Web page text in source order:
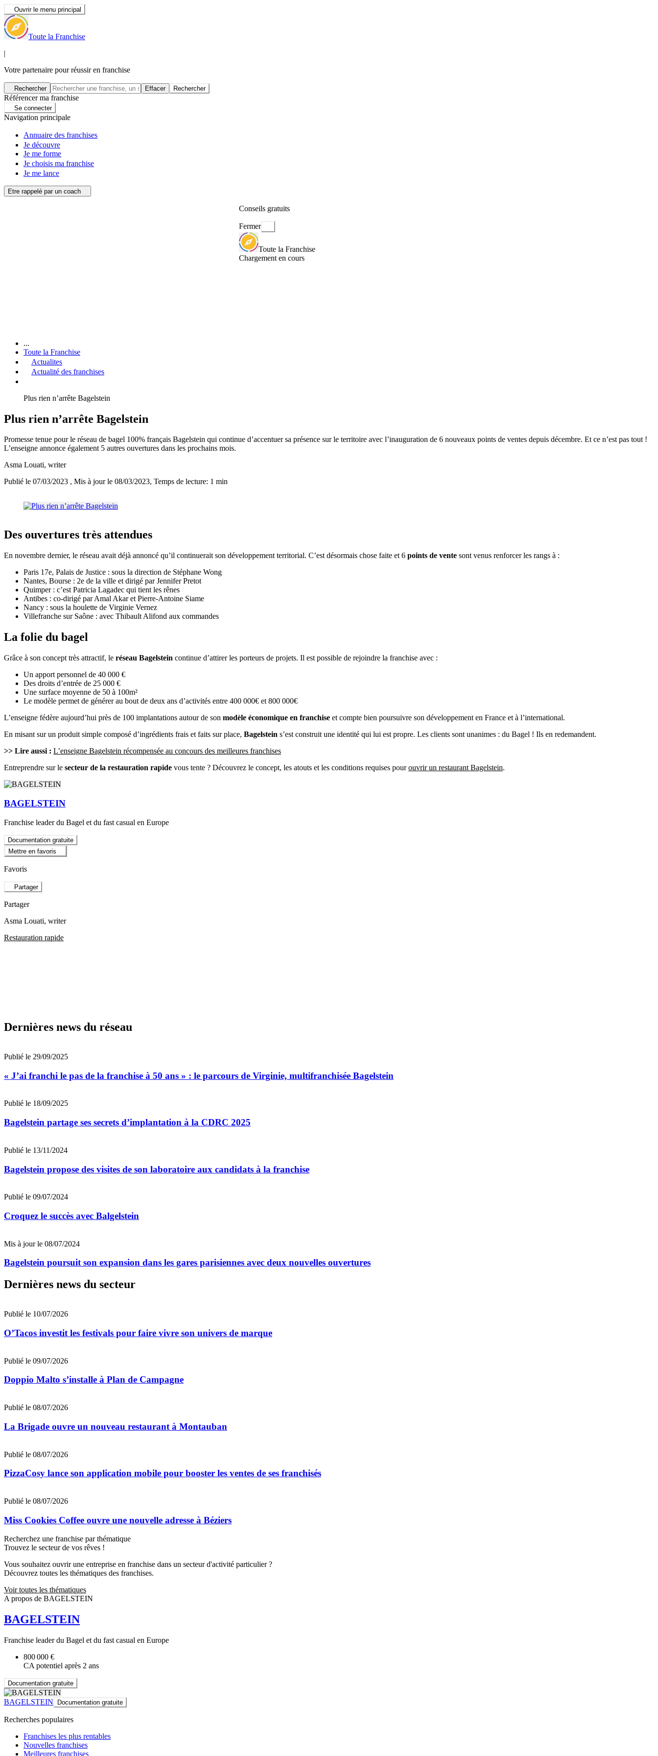
Ouvrir le menu principal
Toute la Franchise
|
Votre partenaire pour réussir en franchise
Rechercher Effacer Rechercher
Référencer ma franchise
Se connecter
Navigation principale
Annuaire des franchises
Je découvre
Je me forme
Je choisis ma franchise
Je me lance
Etre rappelé par un coach
Conseils gratuits
Fermer
Toute la Franchise
Chargement en cours
...
Toute la Franchise
Actualites
Actualité des franchises
Plus rien n’arrête Bagelstein
Plus rien n’arrête Bagelstein
Promesse tenue pour le réseau de bagel 100% français Bagelstein qui continue d’accentuer sa présence sur le territoire avec l’inauguration de 6 nouveaux points de ventes depuis décembre. Et ce n’est pas tout !
L’enseigne annonce également 5 autres ouvertures dans les prochains mois.
Asma Louati, writer
Publié le 07/03/2023 , Mis à jour le 08/03/2023, Temps de lecture: 1 min
Des ouvertures très attendues
En novembre dernier, le réseau avait déjà annoncé qu’il continuerait son développement territorial. C’est désormais chose faite et 6 points de vente sont venus renforcer les rangs à :
Paris 17e, Palais de Justice : sous la direction de Stéphane Wong
Nantes, Bourse : 2e de la ville et dirigé par Jennifer Pretot
Quimper : c’est Patricia Lagadec qui tient les rênes
Antibes : co-dirigé par Amal Akar et Pierre-Antoine Siame
Nancy : sous la houlette de Virginie Vernez
Villefranche sur Saône : avec Thibault Alifond aux commandes
La folie du bagel
Grâce à son concept très attractif, le réseau Bagelstein continue d’attirer les porteurs de projets. Il est possible de rejoindre la franchise avec :
Un apport personnel de 40 000 €
Des droits d’entrée de 25 000 €
Une surface moyenne de 50 à 100m²
Le modèle permet de générer au bout de deux ans d’activités entre 400 000€ et 800 000€
L’enseigne fédère aujourd’hui près de 100 implantations autour de son modèle économique en franchise et compte bien poursuivre son développement en France et à l’international.
En misant sur un produit simple composé d’ingrédients frais et faits sur place, Bagelstein s’est construit une identité qui lui est propre. Les clients sont unanimes : du Bagel ! Ils en redemandent.
>> Lire aussi : L’enseigne Bagelstein récompensée au concours des meilleures franchises
Entreprendre sur le secteur de la restauration rapide vous tente ? Découvrez le concept, les atouts et les conditions requises pourouvrir un restaurant Bagelstein.
BAGELSTEIN
Franchise leader du Bagel et du fast casual en Europe
Documentation gratuite
Mettre en favoris
Favoris
Partager
Partager
Asma Louati, writer
Restauration rapide
Dernières news du réseau
Publié le 29/09/2025
« J’ai franchi le pas de la franchise à 50 ans » : le parcours de Virginie, multifranchisée Bagelstein
Publié le 18/09/2025
Bagelstein partage ses secrets d’implantation à la CDRC 2025
Publié le 13/11/2024
Bagelstein propose des visites de son laboratoire aux candidats à la franchise
Publié le 09/07/2024
Croquez le succès avec Balgelstein
Mis à jour le 08/07/2024
Bagelstein poursuit son expansion dans les gares parisiennes avec deux nouvelles ouvertures
Dernières news du secteur
Publié le 10/07/2026
O’Tacos investit les festivals pour faire vivre son univers de marque
Publié le 09/07/2026
Doppio Malto s’installe à Plan de Campagne
Publié le 08/07/2026
La Brigade ouvre un nouveau restaurant à Montauban
Publié le 08/07/2026
PizzaCosy lance son application mobile pour booster les ventes de ses franchisés
Publié le 08/07/2026
Miss Cookies Coffee ouvre une nouvelle adresse à Béziers
Recherchez une franchise par thématique
Trouvez le secteur de vos rêves !
Vous souhaitez ouvrir une entreprise en franchise dans un secteur d'activité particulier ?
Découvrez toutes les thématiques des franchises.
Voir toutes les thématiques
A propos de BAGELSTEIN
BAGELSTEIN
Franchise leader du Bagel et du fast casual en Europe
800 000 €
CA potentiel après 2 ans
Documentation gratuite
BAGELSTEIN Documentation gratuite
Recherches populaires
Franchises les plus rentables
Nouvelles franchises
Meilleures franchises